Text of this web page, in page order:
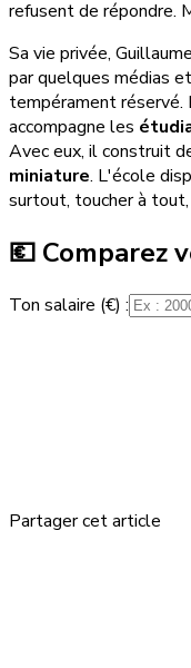
refusent de répondre.
Sa vie privée,
par quelques médias
tempérament réservé.
accompagne les
Avec eux, il construit
miniature. L'école
surtout, toucher à
💶 Comparez
Ton salaire (€) :
Partager cet article